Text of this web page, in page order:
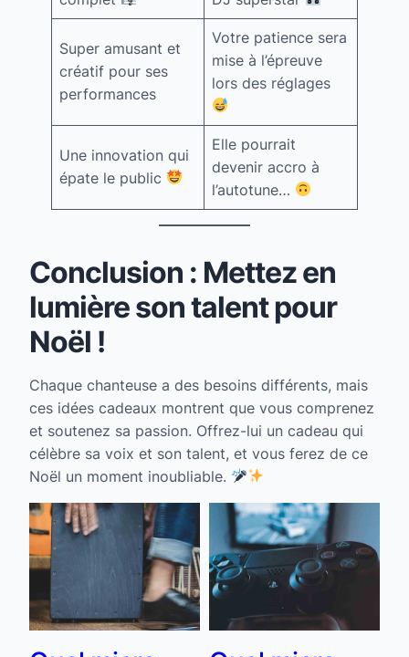
Super amusant et
créatif pour ses
performances
Votre patience sera
mise à l’épreuve
lors des réglages
Une innovation qui
épate le public
Elle pourrait
devenir accro à
l’autotune…
Conclusion : Mettez en
lumière son talent pour
Noël !
Chaque chanteuse a des besoins différents, mais
ces idées cadeaux montrent que vous comprenez
et soutenez sa passion. Offrez-lui un cadeau qui
célèbre sa voix et son talent, et vous ferez de ce
Noël un moment inoubliable.